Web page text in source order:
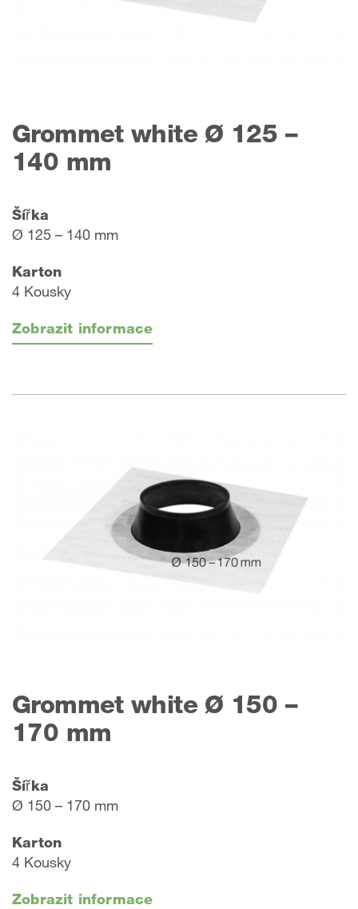
Grommet white Ø 125 –
140 mm
Šířka
Ø 125 – 140 mm
Karton
4 Kousky
Zobrazit informace
Grommet white Ø 150 –
170 mm
Šířka
Ø 150 – 170 mm
Karton
4 Kousky
Zobrazit informace